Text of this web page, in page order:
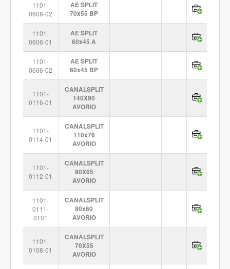
1101-
0608-02
AE SPLIT
70x55 BP
1101-
0606-01
AE SPLIT
60x45 A
1101-
0606-02
AE SPLIT
60x45 BP
1101-
0116-01
CANALSPLIT
140X90
AVORIO
1101-
0114-01
CANALSPLIT
110x76
AVORIO
1101-
0112-01
CANALSPLIT
90X65
AVORIO
1101-
0111-
0101
CANALSPLIT
80x60
AVORIO
1101-
0108-01
CANALSPLIT
70X55
AVORIO